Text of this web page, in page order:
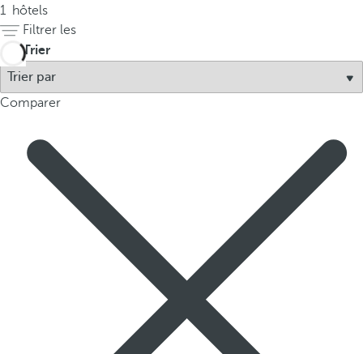
r
s
o
p
t
1 hôtels
Filtrer les
Trier
Comparer